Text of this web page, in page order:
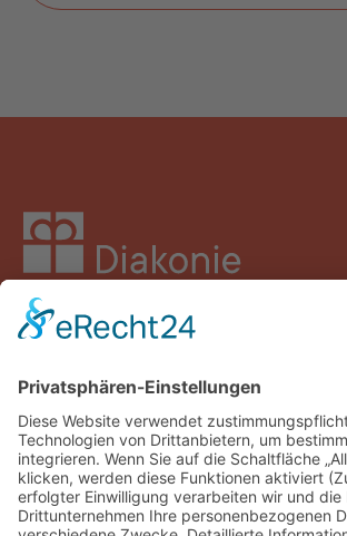
FacebookInstagramLinkedInYouTube